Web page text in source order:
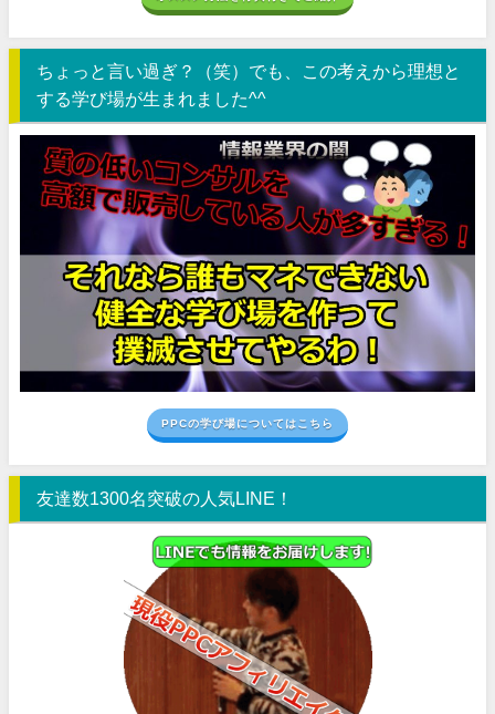
ちょっと言い過ぎ？（笑）でも、この考えから理想と
する学び場が生まれました^^
PPCの学び場についてはこちら
友達数1300名突破の人気LINE！